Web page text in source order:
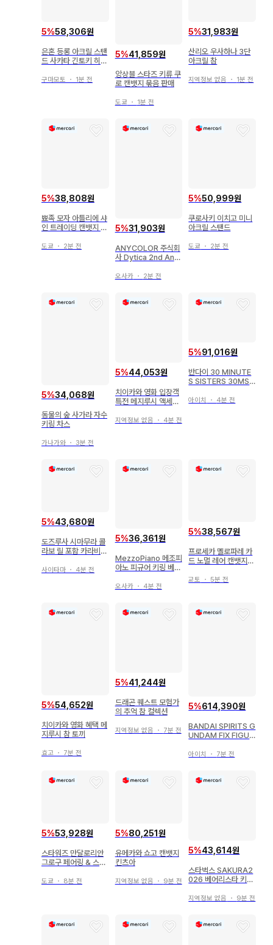
5%58,306원
은혼 등롱 아크릴 스탠
드 사카타 긴토키 히지
구마모토 ・ 1분 전
5%41,859원
앙상블 스타즈 키류 쿠
로 캔뱃지 묶음 판매
도쿄 ・ 1분 전
5%31,983원
산리오 우사하나 3단
아크릴 참
지역정보 없음 ・ 1분 전
5%38,808원
뾰족 모자 아틀리에 샤
인 트레이딩 캔뱃지 키
도쿄 ・ 2분 전
5%31,903원
ANYCOLOR 주식회
사 Dytica 2nd Anni
시미치 쇼/랜덤 폴라로
오사카・ 2분 전
5%50,999원
쿠로사키 이치고 미니
아크릴 스탠드
도쿄 ・ 2분 전
5%34,068원
동물의 숲 사가라 자수
키링 차스
가나가와 ・ 3분 전
5%44,053원
치이카와 영화 입장객
특전 메지루시 액세서
지역정보 없음 ・ 4분 전
5%91,016원
반다이 30 MINUTE
S SISTERS 30MS
터
아이치 ・ 4분 전
5%43,680원
도즈루사 시마무라 콜
라보 릴 포함 카라비너
사이타마 ・ 4분 전
5%36,361원
MezzoPiano 메조피
아노 피규어 키링 베리
오사카・ 4분 전
5%38,567원
프로세카 멜로파레 카
드 노멀 레어 캔뱃지
교토 ・5분 전
5%54,652원
치이카와 영화 혜택 메
지루시 참 토끼
효고 ・ 7분 전
5%41,244원
드래곤 퀘스트 모험가
의 추억 참 컬렉션
지역정보 없음 ・ 7분 전
5%614,390원
BANDAI SPIRITS G
UNDAM FIX FIGUR
MPOSITE 윙건담 제
아이치 ・ 7분 전
5%53,928원
스타워즈 만달로리안
그로구 페어링 & 스티
도쿄 ・ 8분 전
5%80,251원
유메카와 쇼고 캔뱃지
킨츠아
지역정보 없음 ・ 9분 전
5%43,614원
스타벅스 SAKURA2
026 베어리스타 키체
지역정보 없음 ・ 9분 전